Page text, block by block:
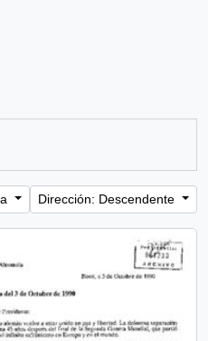
Dirección: Descendente